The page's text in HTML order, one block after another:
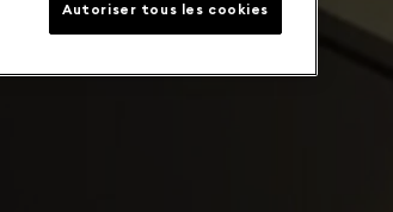
Autoriser tous les cookies